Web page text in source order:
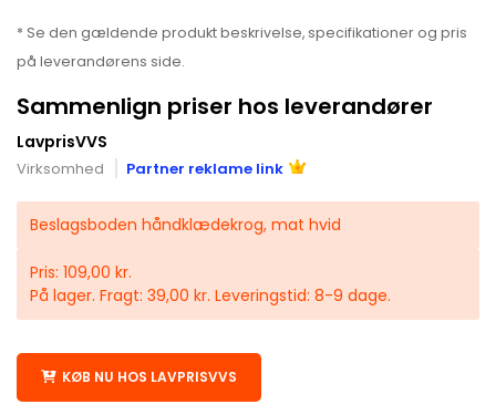
* Se den gældende produkt beskrivelse, specifikationer og pris
på leverandørens side.
Sammenlign priser hos leverandører
LavprisVVS
Virksomhed Partner reklame link
Beslagsboden håndklædekrog, mat hvid
Pris: 109,00 kr.
På lager. Fragt: 39,00 kr. Leveringstid: 8-9 dage.
KØB NU HOS LAVPRISVVS